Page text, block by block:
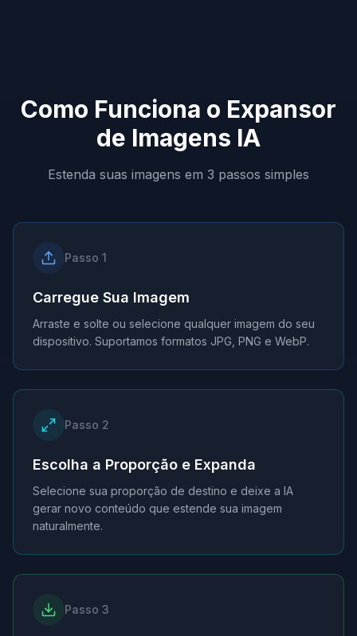
Como Funciona o Expansor
de Imagens IA
Estenda suas imagens em 3 passos simples
Passo 1
Carregue Sua Imagem
Arraste e solte ou selecione qualquer imagem do seu
dispositivo. Suportamos formatos JPG, PNG e WebP.
Passo 2
Escolha a Proporção e Expanda
Selecione sua proporção de destino e deixe a IA
gerar novo conteúdo que estende sua imagem
naturalmente.
Passo 3